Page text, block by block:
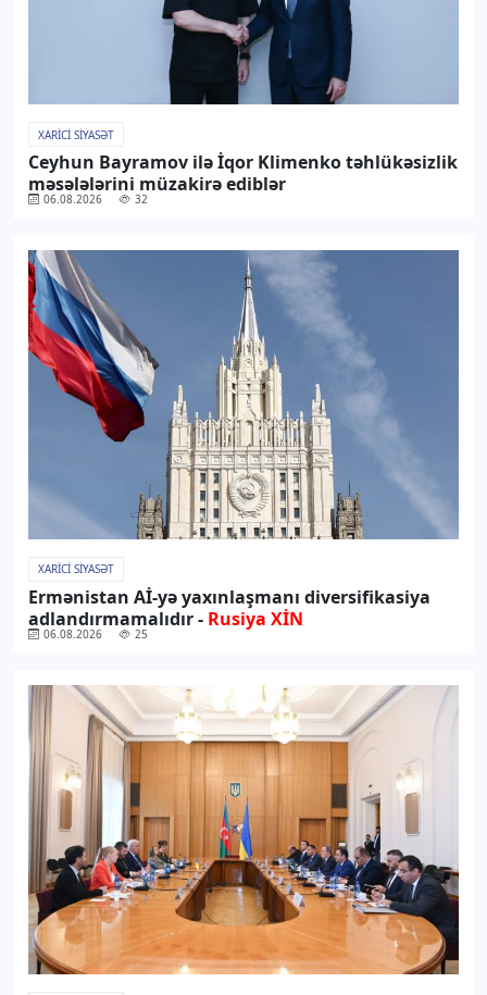
XARICI SIYASƏT
Ceyhun Bayramov ilə İqor Klimenko təhlükəsizlik
məsələlərini müzakirə ediblər
06.08.2026 32
XARICI SIYASƏT
Ermənistan Aİ-yə yaxınlaşmanı diversifikasiya
adlandırmamalıdır - Rusiya XİN
06.08.2026 25